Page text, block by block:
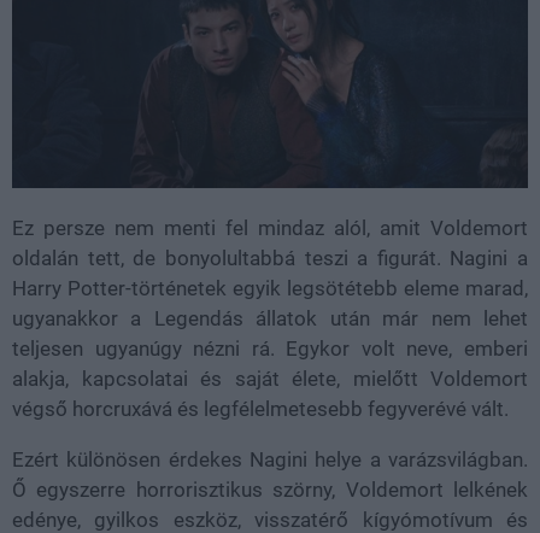
Ez persze nem menti fel mindaz alól, amit Voldemort
oldalán tett, de bonyolultabbá teszi a figurát. Nagini a
Harry Potter-történetek egyik legsötétebb eleme marad,
ugyanakkor a Legendás állatok után már nem lehet
teljesen ugyanúgy nézni rá. Egykor volt neve, emberi
alakja, kapcsolatai és saját élete, mielőtt Voldemort
végső horcruxává és legfélelmetesebb fegyverévé vált.
Ezért különösen érdekes Nagini helye a varázsvilágban.
Ő egyszerre horrorisztikus szörny, Voldemort lelkének
edénye, gyilkos eszköz, visszatérő kígyómotívum és